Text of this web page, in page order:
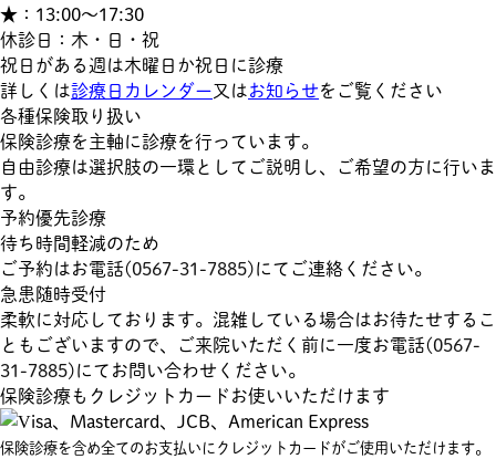
★：13:00～17:30
休診日：木・日・祝
祝日がある週は木曜日か祝日に診療
詳しくは診療日カレンダー又はお知らせをご覧ください
各種保険取り扱い
保険診療を主軸に診療を行っています。
自由診療は選択肢の一環としてご説明し、ご希望の方に行いま
す。
予約優先診療
待ち時間軽減のため
ご予約はお電話(0567-31-7885)にてご連絡ください。
急患随時受付
柔軟に対応しております。混雑している場合はお待たせするこ
ともございますので、ご来院いただく前に一度お電話(0567-
31-7885)にてお問い合わせください。
保険診療もクレジットカードお使いいただけます
保険診療を含め全てのお支払いにクレジットカードがご使用いただけます。